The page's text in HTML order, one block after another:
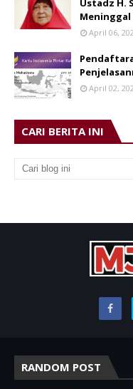
Meninggal
April 06,
April 02,
CARI BERITA INI
RANDOM POST